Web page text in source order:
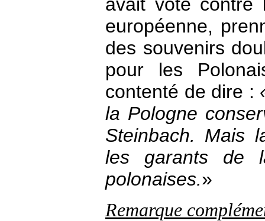
européenne,
des souvenirs
pour les
contenté de dire :
la Pologne
Steinbach. Mais
les garants de
polonaises.»
Remarque